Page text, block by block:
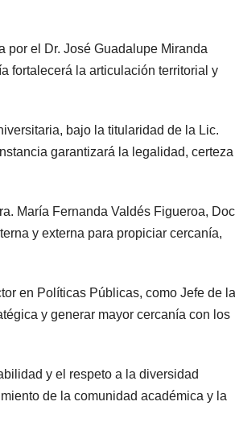
por el Dr. José Guadalupe Miranda
fortalecerá la articulación territorial y
bajo la titularidad de la Lic.
garantizará la legalidad, certeza
María Fernanda Valdés Figueroa,
y externa para propiciar cercanía,
en Políticas Públicas, como Jefe de la
y generar mayor cercanía con los
y el respeto a la diversidad
de la comunidad académica y la